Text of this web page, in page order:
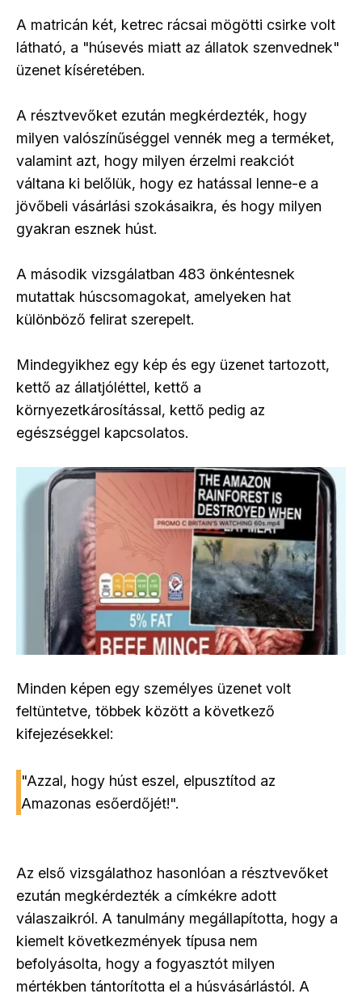
A matricán két, ketrec rácsai mögötti csirke volt
látható, a "húsevés miatt az állatok szenvednek"
üzenet kíséretében.
A résztvevőket ezután megkérdezték, hogy
milyen valószínűséggel vennék meg a terméket,
valamint azt, hogy milyen érzelmi reakciót
váltana ki belőlük, hogy ez hatással lenne-e a
jövőbeli vásárlási szokásaikra, és hogy milyen
gyakran esznek húst.
A második vizsgálatban 483 önkéntesnek
mutattak húscsomagokat, amelyeken hat
különböző felirat szerepelt.
Mindegyikhez egy kép és egy üzenet tartozott,
kettő az állatjóléttel, kettő a
környezetkárosítással, kettő pedig az
egészséggel kapcsolatos.
Minden képen egy személyes üzenet volt
feltüntetve, többek között a következő
kifejezésekkel:
"Azzal, hogy húst eszel, elpusztítod az
Amazonas esőerdőjét!".
Az első vizsgálathoz hasonlóan a résztvevőket
ezután megkérdezték a címkékre adott
válaszaikról. A tanulmány megállapította, hogy a
kiemelt következmények típusa nem
befolyásolta, hogy a fogyasztót milyen
mértékben tántorította el a húsvásárlástól. A